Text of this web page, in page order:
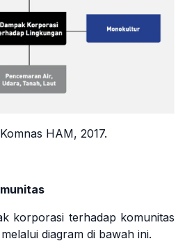
Komnas HAM, 2017.
korporasi terhadap komunitas
diagram di bawah ini.